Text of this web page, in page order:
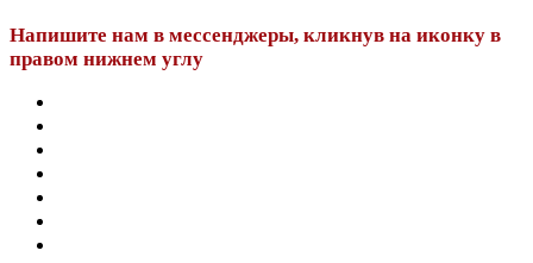
Напишите нам в мессенджеры, кликнув на иконку в
правом нижнем углу